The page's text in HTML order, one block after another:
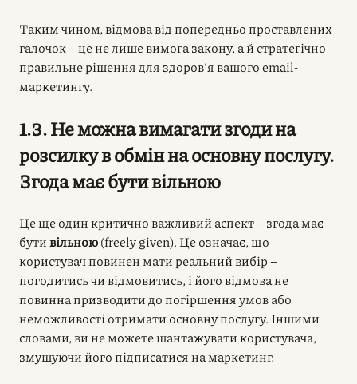
Таким чином, відмова від попередньо проставлених
галочок – це не лише вимога закону, а й стратегічно
правильне рішення для здоров’я вашого email-
маркетингу.
1.3. Не можна вимагати згоди на
розсилку в обмін на основну послугу.
Згода має бути вільною
Це ще один критично важливий аспект – згода має
бутивільною(freely given). Це означає, що
користувач повинен мати реальний вибір –
погодитись чи відмовитись, і його відмова не
повинна призводити до погіршення умов або
неможливості отримати основну послугу. Іншими
словами, ви не можете шантажувати користувача,
змушуючи його підписатися на маркетинг.